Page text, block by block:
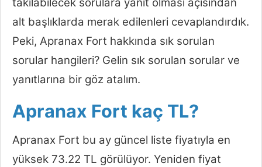
takılabilecek sorulara yanıt olması açısından
alt başlıklarda merak edilenleri cevaplandırdık.
Peki, Apranax Fort hakkında sık sorulan
sorular hangileri? Gelin sık sorulan sorular ve
yanıtlarına bir göz atalım.
Apranax Fort kaç TL?
Apranax Fort bu ay güncel liste fiyatıyla en
yüksek 73.22 TL görülüyor. Yeniden fiyat